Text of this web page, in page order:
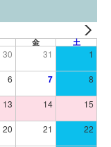
金 土
30 31 1
6 7 8
13 14 15
20 21 22